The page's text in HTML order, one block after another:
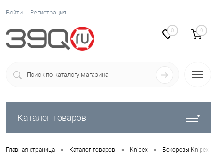
Войти Регистрация
0 0
Каталог товаров
Главная страница • Каталог товаров • Knipex • Бокорезы Knipex